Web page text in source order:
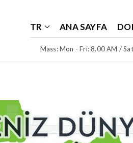
Mass: Mon - Fri: 8.00 AM /
TR ANA SAYFA